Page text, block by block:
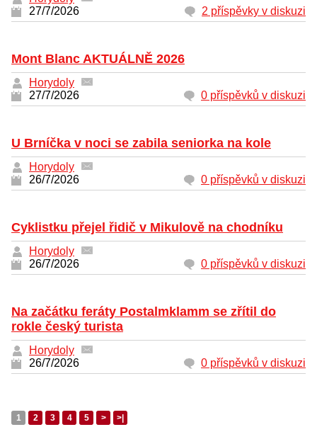
27/7/2026
2 příspěvky v diskuzi
Mont Blanc AKTUÁLNĚ 2026
Horydoly
27/7/2026
0 příspěvků v diskuzi
U Brníčka v noci se zabila seniorka na kole
Horydoly
26/7/2026
0 příspěvků v diskuzi
Cyklistku přejel řidič v Mikulově na chodníku
Horydoly
26/7/2026
0 příspěvků v diskuzi
Na začátku feráty Postalmklamm se zřítil do
rokle český turista
Horydoly
26/7/2026
0 příspěvků v diskuzi
1 2 3 4 5 > >|